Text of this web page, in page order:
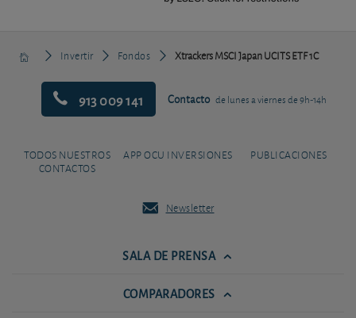
Invertir Fondos Xtrackers MSCI Japan UCITS ETF 1C
913 009 141 Contacto de lunes a viernes de 9h-14h
TODOS NUESTROS
CONTACTOS
APP OCU INVERSIONES PUBLICACIONES
Newsletter
SALA DE PRENSA
COMPARADORES